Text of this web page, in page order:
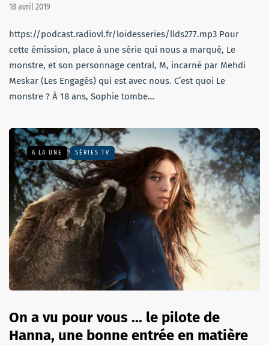
18 avril 2019
https://podcast.radiovl.fr/loidesseries/llds277.mp3 Pour
cette émission, place à une série qui nous a marqué, Le
monstre, et son personnage central, M, incarné par Mehdi
Meskar (Les Engagés) qui est avec nous. C’est quoi Le
monstre ? À 18 ans, Sophie tombe…
A LA UNE SÉRIES TV
On a vu pour vous ... le pilote de
Hanna, une bonne entrée en matière